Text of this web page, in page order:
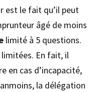
est le fait qu’il peut
âgé de moins
limité à 5 questions.
En fait, il
en cas d’incapacité,
la délégation